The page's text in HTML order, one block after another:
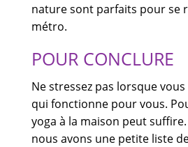
nature sont parfaits pour se
métro.
POUR CONCLURE
Ne stressez pas lorsque
qui fonctionne pour vous.
yoga à la maison peut
nous avons une petite liste